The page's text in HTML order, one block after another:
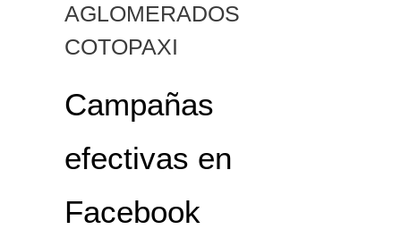
AGLOMERADOS
COTOPAXI
Campañas
efectivas en
Facebook